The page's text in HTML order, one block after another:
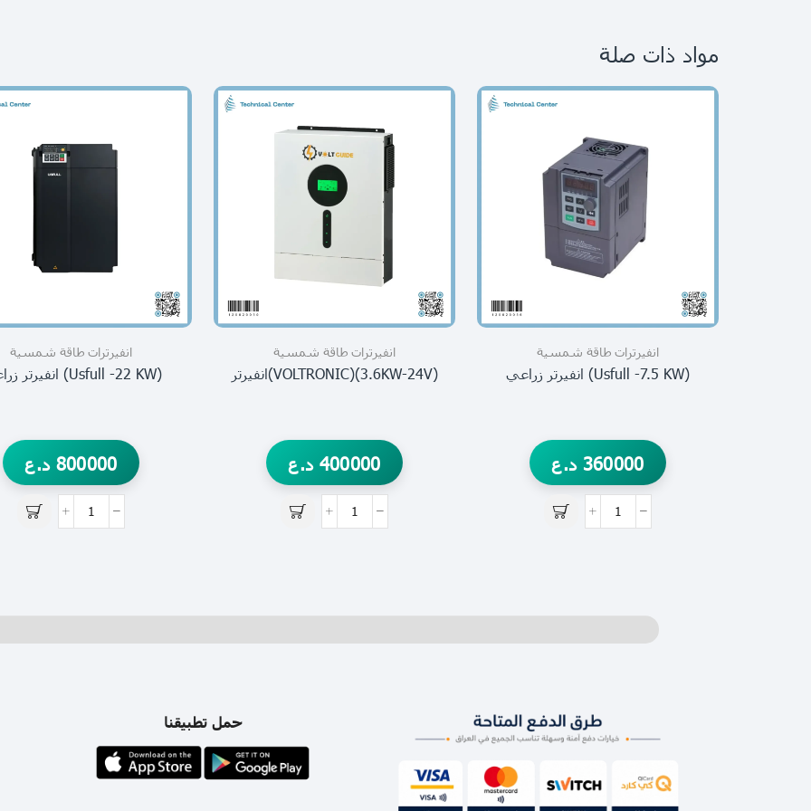
مواد ذات صلة
انفيرترات طاقة شمسية
(usfull -7.5 KW) انفيرتر زراعي
360000 د.ع
انفيرترات طاقة شمسية
(3.6KW-24V)(VOLTRONIC)انفيرتر
400000 د.ع
انفيرترات طاقة شمسية
(usfull -22 KW) انفيرتر زراعي
800000 د.ع
حمل تطبيقنا